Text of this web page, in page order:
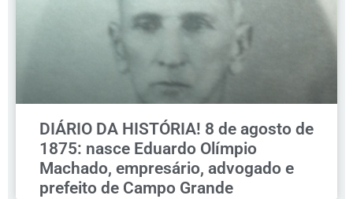
DIÁRIO DA HISTÓRIA! 8 de agosto de
1875: nasce Eduardo Olímpio
Machado, empresário, advogado e
prefeito de Campo Grande